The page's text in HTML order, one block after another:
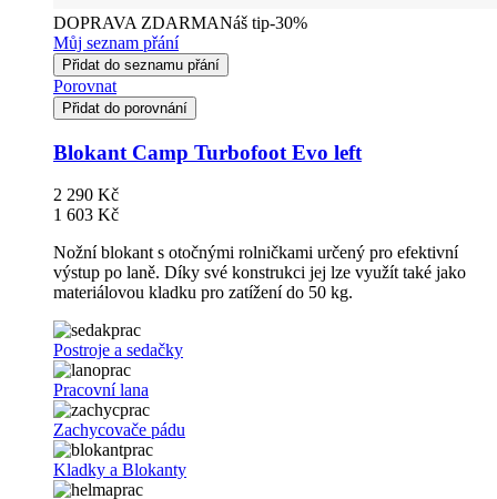
DOPRAVA ZDARMANáš tip-30%
Můj seznam přání
Přidat do seznamu přání
Porovnat
Přidat do porovnání
Blokant Camp Turbofoot Evo left
2 290 Kč
1 603 Kč
Nožní blokant s otočnými rolničkami určený pro efektivní
výstup po laně. Díky své konstrukci jej lze využít také jako
materiálovou kladku pro zatížení do 50 kg.
Postroje a sedačky
Pracovní lana
Zachycovače pádu
Kladky a Blokanty